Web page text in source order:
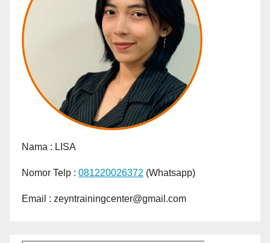
Nama : LISA
Nomor Telp : 081220026372 (Whatsapp)
Email : zeyntrainingcenter@gmail.com